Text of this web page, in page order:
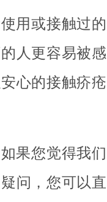
用或接触过的
人更容易被感
心的接触疥疮
果您觉得我们
问，您可以直